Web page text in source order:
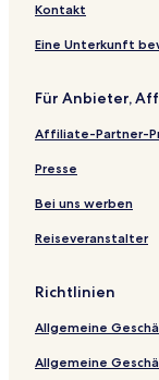
Kontakt
Eine Unterkunft
Für Anbieter,
Affiliate-Partner-
Presse
Bei uns werben
Reiseveranstalter
Richtlinien
Allgemeine
Allgemeine